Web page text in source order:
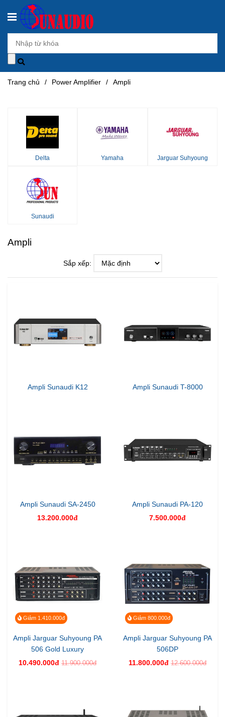
Trang chủ / Power Amplifier / Ampli
Delta Yamaha Jarguar Suhyoung
Sunaudi
Ampli
Sắp xếp:
Ampli Sunaudi K12 Ampli Sunaudi T-8000
Ampli Sunaudi SA-2450
13.200.000đ
Ampli Sunaudi PA-120
7.500.000đ
Giảm 1.410.000đ
Ampli Jarguar Suhyoung PA
506 Gold Luxury
10.490.000đ 11.900.000đ
Giảm 800.000đ
Ampli Jarguar Suhyoung PA
506DP
11.800.000đ 12.600.000đ